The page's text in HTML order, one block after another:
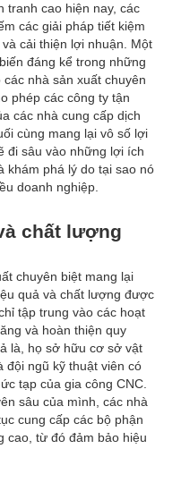
tranh cao hiện nay, các
các giải pháp tiết kiệm
cải thiện lợi nhuận. Một
đáng kể trong những
nhà sản xuất chuyên
phép các công ty tận
các nhà cung cấp dịch
cùng mang lại vô số lợi
đi sâu vào những lợi ích
khám phá lý do tại sao nó
doanh nghiệp.
chất lượng
chuyên biệt mang lại
quả và chất lượng được
tập trung vào các hoạt
và hoàn thiện quy
là, họ sở hữu cơ sở vật
đội ngũ kỹ thuật viên có
tạp của gia công CNC.
sâu của mình, các nhà
cung cấp các bộ phận
cao, từ đó đảm bảo hiệu